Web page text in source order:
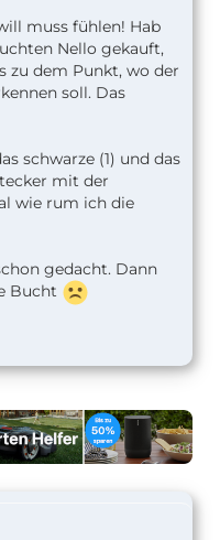
muss fühlen! Hab
Nello gekauft,
dem Punkt, wo der
soll. Das
schwarze (1) und das
mit der
wie rum ich die
gedacht. Dann
Bucht